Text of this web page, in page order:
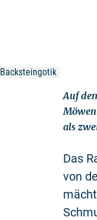
Backsteingotik
Auf
als
Das
von